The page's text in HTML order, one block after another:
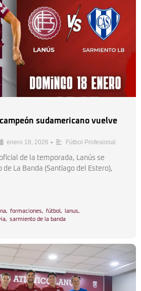
sudamericano vuelve
enero 18, 2026 • Fútbol Profesional
de la temporada, Lanús se
La Banda (Santiago del Estero),
, formaciones, fútbol , lanus,
, sarmiento de la banda